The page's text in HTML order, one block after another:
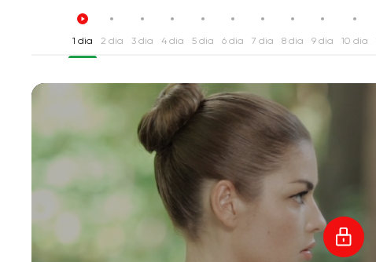
1 dia 2 dia 3 dia 4 dia 5 dia 6 dia 7 dia 8 dia 9 dia 10 dia
Voz